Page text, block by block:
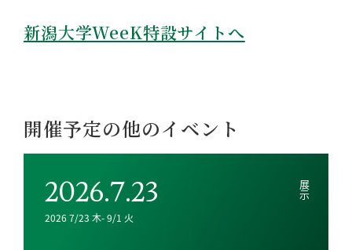
新潟大学WeeK特設サイトへ
開催予定の他のイベント
2026.7.23
2026 7/23 木- 9/1 火
展示